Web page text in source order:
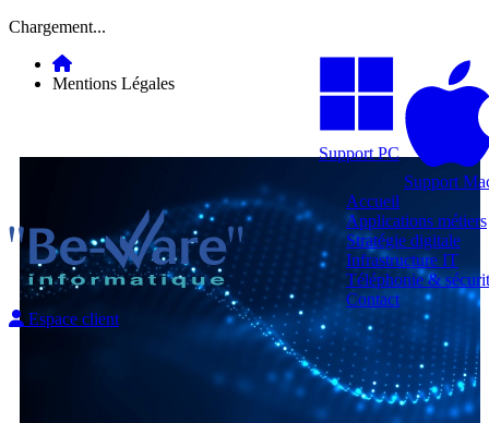
Chargement...
Support PC
Support
Accueil
Applications métiers
Stratégie digitale
Infrastructure IT
Téléphonie &
Contact
Espace client
Mentions Légales